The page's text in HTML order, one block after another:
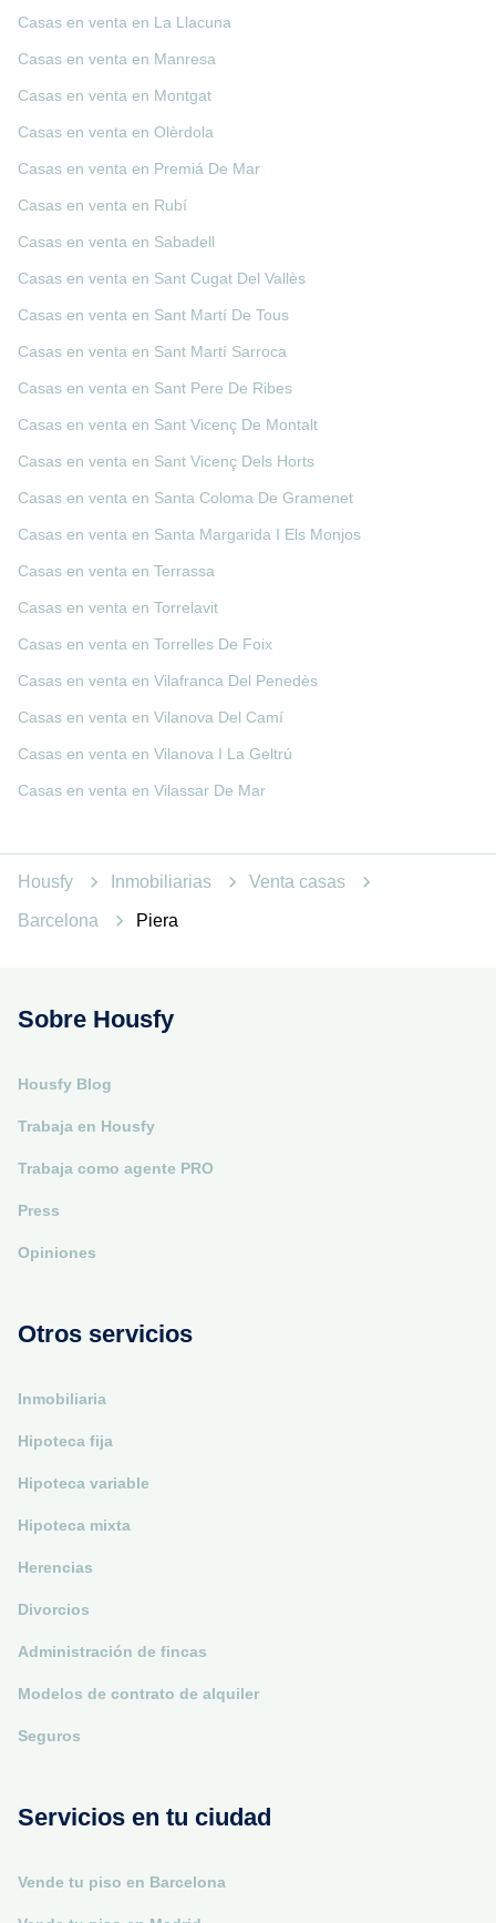
Casas en venta en La Llacuna
Casas en venta en Manresa
Casas en venta en Montgat
Casas en venta en Olèrdola
Casas en venta en Premiá De Mar
Casas en venta en Rubí
Casas en venta en Sabadell
Casas en venta en Sant Cugat Del Vallès
Casas en venta en Sant Martí De Tous
Casas en venta en Sant Martí Sarroca
Casas en venta en Sant Pere De Ribes
Casas en venta en Sant Vicenç De Montalt
Casas en venta en Sant Vicenç Dels Horts
Casas en venta en Santa Coloma De Gramenet
Casas en venta en Santa Margarida I Els Monjos
Casas en venta en Terrassa
Casas en venta en Torrelavit
Casas en venta en Torrelles De Foix
Casas en venta en Vilafranca Del Penedès
Casas en venta en Vilanova Del Camí
Casas en venta en Vilanova I La Geltrú
Casas en venta en Vilassar De Mar
Housfy Inmobiliarias Venta casas
Barcelona Piera
Sobre Housfy
Housfy Blog
Trabaja en Housfy
Trabaja como agente PRO
Press
Opiniones
Otros servicios
Inmobiliaria
Hipoteca fija
Hipoteca variable
Hipoteca mixta
Herencias
Divorcios
Administración de fincas
Modelos de contrato de alquiler
Seguros
Servicios en tu ciudad
Vende tu piso en Barcelona